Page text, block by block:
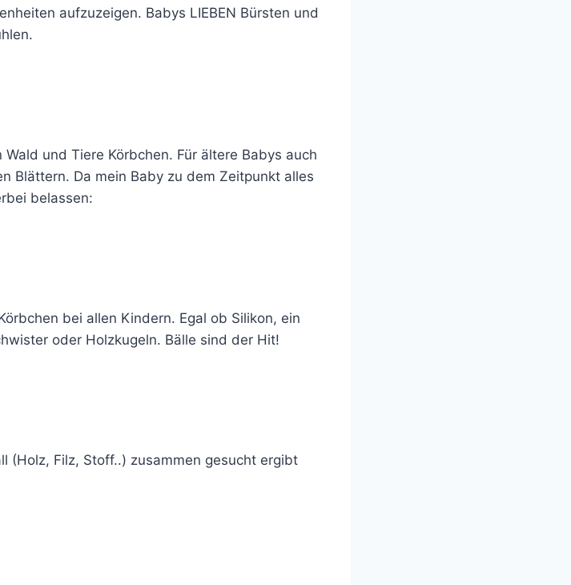
aufzuzeigen. Babys LIEBEN Bürsten und
und Tiere Körbchen. Für ältere Babys auch
Blättern. Da mein Baby zu dem Zeitpunkt alles
belassen:
bei allen Kindern. Egal ob Silikon, ein
oder Holzkugeln. Bälle sind der Hit!
(Holz, Filz, Stoff..) zusammen gesucht ergibt